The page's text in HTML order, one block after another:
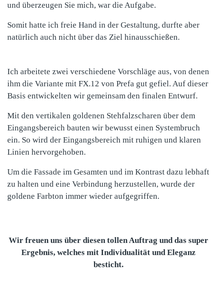
und überzeugen Sie mich, war die Aufgabe.
Somit hatte ich freie Hand in der Gestaltung, durfte aber
natürlich auch nicht über das Ziel hinausschießen.
Ich arbeitete zwei verschiedene Vorschläge aus, von denen
ihm die Variante mit FX.12 von Prefa gut gefiel. Auf dieser
Basis entwickelten wir gemeinsam den finalen Entwurf.
Mit den vertikalen goldenen Stehfalzscharen über dem
Eingangsbereich bauten wir bewusst einen Systembruch
ein. So wird der Eingangsbereich mit ruhigen und klaren
Linien hervorgehoben.
Um die Fassade im Gesamten und im Kontrast dazu lebhaft
zu halten und eine Verbindung herzustellen, wurde der
goldene Farbton immer wieder aufgegriffen.
Wir freuen uns über diesen tollen Auftrag und das super
Ergebnis, welches mit Individualität und Eleganz
besticht.